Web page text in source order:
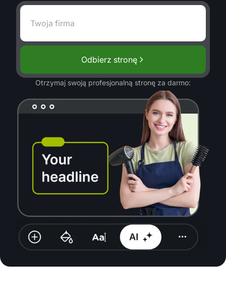
Odbierz stronę
Otrzymaj swoją profesjonalną stronę za darmo: